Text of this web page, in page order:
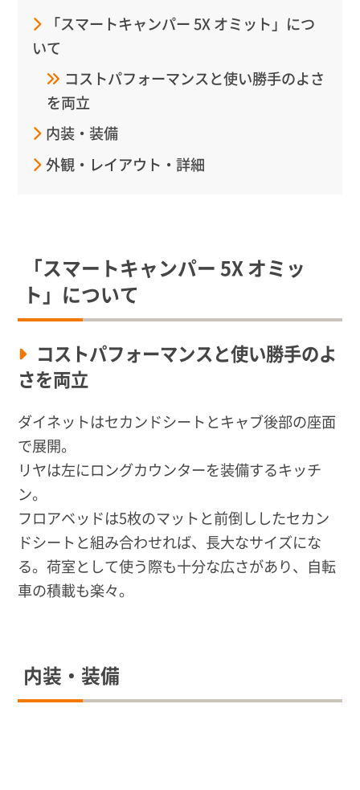
「スマートキャンパー 5X オミット」につ
いて
コストパフォーマンスと使い勝手のよさ
を両立
内装・装備
外観・レイアウト・詳細
「スマートキャンパー 5X オミッ
ト 」について
コストパフォーマンスと使い勝手のよ
さを両立
ダイネットはセカンドシートとキャブ後部の座面
で展開。
リヤは左にロングカウンターを装備するキッチ
ン。
フロアベッドは5枚のマットと前倒ししたセカン
ドシートと組み合わせれば、長大なサイズにな
る。荷室として使う際も十分な広さがあり、自転
車の積載も楽々。
内装・装備